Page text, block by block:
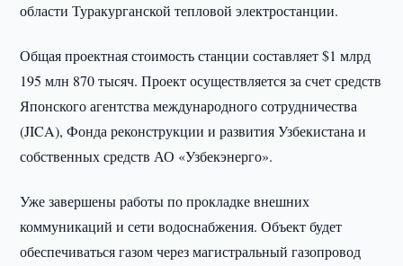
области Туракурганской тепловой электростанции.
Общая проектная стоимость станции составляет $1 млрд
195 млн 870 тысяч. Проект осуществляется за счет средств
Японского агентства международного сотрудничества
(JICA), Фонда реконструкции и развития Узбекистана и
собственных средств АО «Узбекэнерго».
Уже завершены работы по прокладке внешних
коммуникаций и сети водоснабжения. Объект будет
обеспечиваться газом через магистральный газопровод